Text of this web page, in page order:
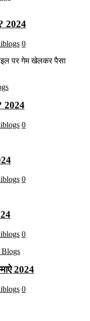
2024
0
पर गेम खेलकर पैसा
2024
0
0
0
2024
0